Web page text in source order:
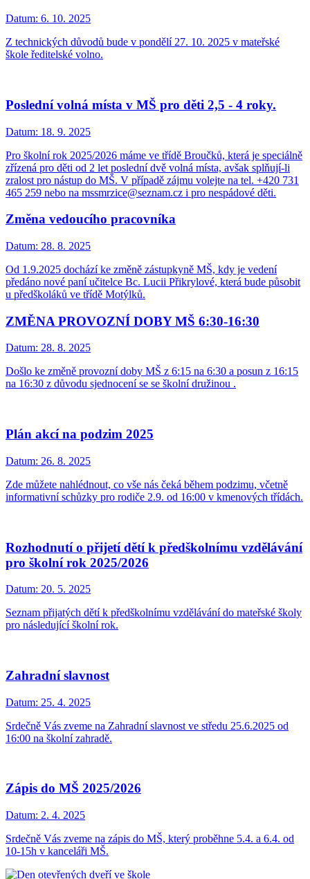
Datum: 6. 10. 2025
Z technických důvodů bude v pondělí 27. 10. 2025 v mateřské
škole ředitelské volno.
Poslední volná místa v MŠ pro děti 2,5 - 4 roky.
Datum: 18. 9. 2025
Pro školní rok 2025/2026 máme ve třídě Broučků, která je speciálně
zřízená pro děti od 2 let poslední dvě volná místa, avšak splňují-li
zralost pro nástup do MŠ. V případě zájmu volejte na tel. +420 731
465 259 nebo na mssmrzice@seznam.cz i pro nespádové děti.
Změna vedoucího pracovníka
Datum: 28. 8. 2025
Od 1.9.2025 dochází ke změně zástupkyně MŠ, kdy je vedení
předáno nové paní učitelce Bc. Lucii Přikrylové, která bude působit
u předškoláků ve třídě Motýlků.
ZMĚNA PROVOZNÍ DOBY MŠ 6:30-16:30
Datum: 28. 8. 2025
Došlo ke změně provozní doby MŠ z 6:15 na 6:30 a posun z 16:15
na 16:30 z důvodu sjednocení se se školní družinou .
Plán akcí na podzim 2025
Datum: 26. 8. 2025
Zde můžete nahlédnout, co vše nás čeká během podzimu, včetně
informativní schůzky pro rodiče 2.9. od 16:00 v kmenových třídách.
Rozhodnutí o přijetí dětí k předškolnímu vzdělávání
pro školní rok 2025/2026
Datum: 20. 5. 2025
Seznam přijatých dětí k předškolnímu vzdělávání do mateřské školy
pro následující školní rok.
Zahradní slavnost
Datum: 25. 4. 2025
Srdečně Vás zveme na Zahradní slavnost ve středu 25.6.2025 od
16:00 na školní zahradě.
Zápis do MŠ 2025/2026
Datum: 2. 4. 2025
Srdečně Vás zveme na zápis do MŠ, který proběhne 5.4. a 6.4. od
10-15h v kanceláři MŠ.